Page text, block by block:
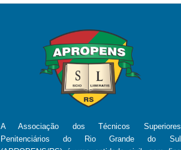
A Associação dos Técnicos Superiores
Penitenciários do Rio Grande do Sul